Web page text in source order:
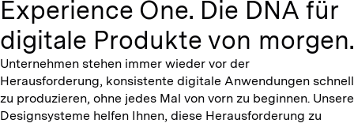
Experience One. Die DNA für
digitale Produkte von morgen.
Unternehmen stehen immer wieder vor der
Herausforderung, konsistente digitale Anwendungen schnell
zu produzieren, ohne jedes Mal von vorn zu beginnen. Unsere
Designsysteme helfen Ihnen, diese Herausforderung zu